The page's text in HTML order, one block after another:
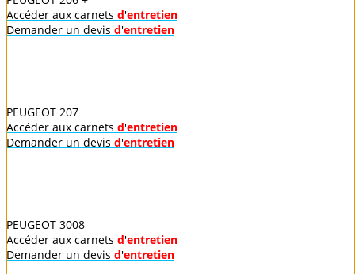
Accéder aux carnets d'entretien
Demander un devis d'entretien
PEUGEOT 207
Accéder aux carnets d'entretien
Demander un devis d'entretien
PEUGEOT 3008
Accéder aux carnets d'entretien
Demander un devis d'entretien